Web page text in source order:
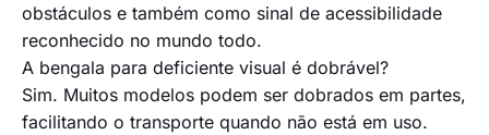
obstáculos e também como sinal de acessibilidade
reconhecido no mundo todo.
A bengala para deficiente visual é dobrável?
Sim. Muitos modelos podem ser dobrados em partes,
facilitando o transporte quando não está em uso.